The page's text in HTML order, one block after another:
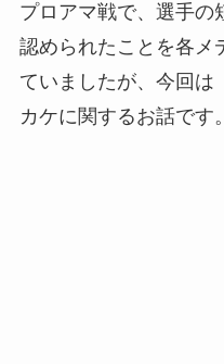
プロアマ戦で、選手の
認められたことを各メ
ていましたが、今回は
カケに関するお話です。